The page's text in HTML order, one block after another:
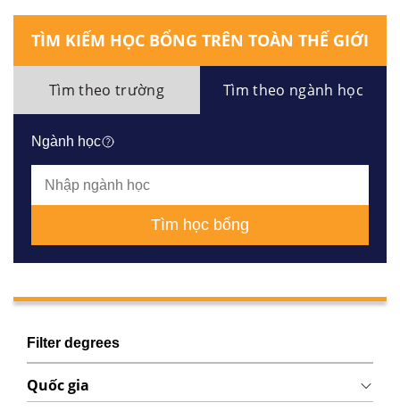
TÌM KIẾM HỌC BỔNG TRÊN TOÀN THẾ GIỚI
Tìm theo trường Tìm theo ngành học
Ngành học
Tìm học bổng
Filter degrees
Quốc gia